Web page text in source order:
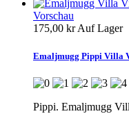
Vorschau
175,00 krAuf Lager
Emaljmugg Pippi Villa
Pippi. Emaljmugg